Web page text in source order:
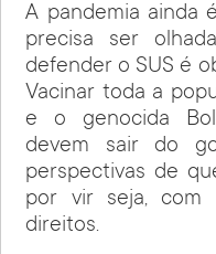
A pandemia ainda
precisa ser
defender o SUS é
Vacinar toda a
e o genocida
devem sair do
perspectivas de
por vir seja, com
direitos.